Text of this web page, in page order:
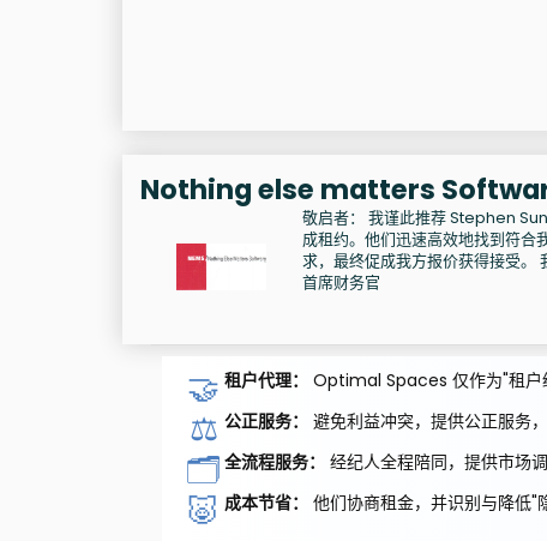
Nothing else matters
敬启者： 我谨此推荐 Stephen
成租约。他们迅速高效地找到符合
求，最终促成我方报价获得接受
首席财务官
🤝 租户代理： Optimal Spaces 仅作为"租户
⚖️ 公正服务： 避免利益冲突，提供公正服务
🗂️ 全流程服务： 经纪人全程陪同，提供市场
🐷 成本节省： 他们协商租金，并识别与降低"